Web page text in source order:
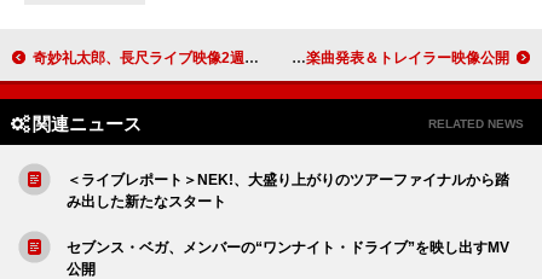
奇妙礼太郎、長尺ライブ映像2週連続公開決定 岡崎体育、AL『盆地テクノ』収録楽曲発表＆トレイラー映像公開
関連ニュース RELATED NEWS
＜ライブレポート＞NEK!、大盛り上がりのツアーファイナルから踏
み出した新たなスタート
セブンス・ベガ、メンバーの“ワンナイト・ドライブ”を映し出すMV
公開